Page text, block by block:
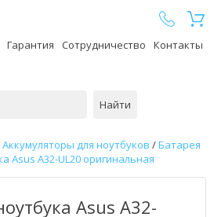
Гарантия Сотрудничество Контакты
Найти
Аккумуляторы для ноутбуков /Батарея
Asus A32-UL20 оригинальная
Asus A32-